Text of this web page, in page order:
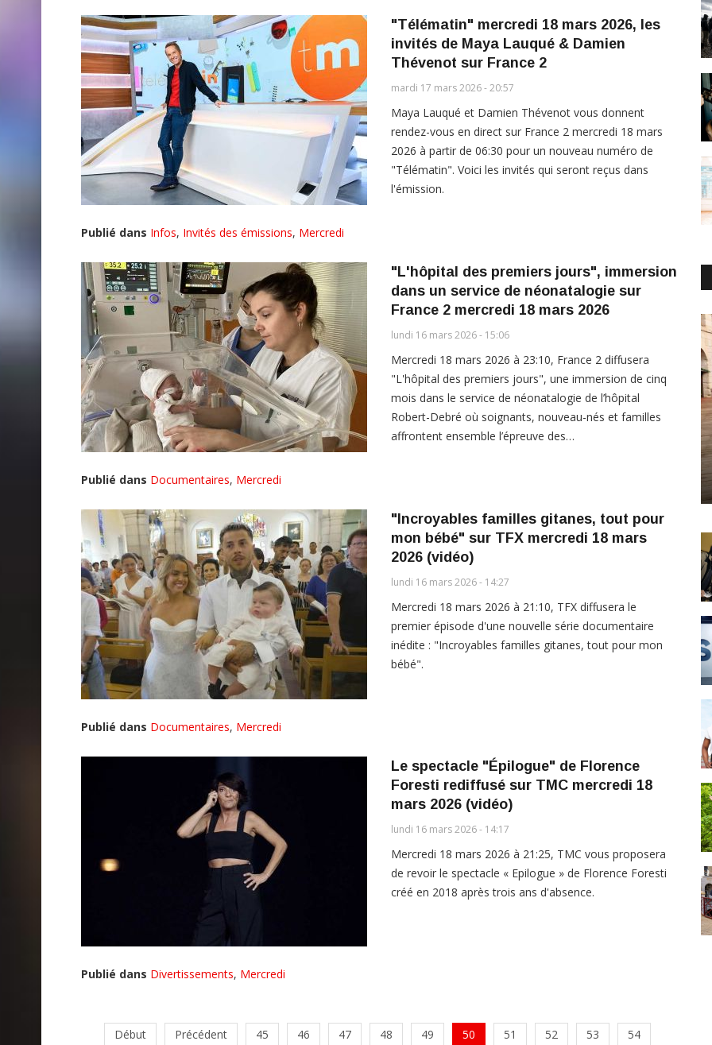
"Télématin" mercredi 18 mars 2026, les
invités de Maya Lauqué & Damien
Thévenot sur France 2
mardi 17 mars 2026 - 20:57
Maya Lauqué et Damien Thévenot vous donnent
rendez-vous en direct sur France 2 mercredi 18 mars
2026 à partir de 06:30 pour un nouveau numéro de
"Télématin". Voici les invités qui seront reçus dans
l'émission.
Publié dans Infos, Invités des émissions, Mercredi
"L'hôpital des premiers jours", immersion
dans un service de néonatalogie sur
France 2 mercredi 18 mars 2026
lundi 16 mars 2026 - 15:06
Mercredi 18 mars 2026 à 23:10, France 2 diffusera
"L'hôpital des premiers jours", une immersion de cinq
mois dans le service de néonatalogie de l’hôpital
Robert-Debré où soignants, nouveau-nés et familles
affrontent ensemble l’épreuve des…
Publié dans Documentaires, Mercredi
"Incroyables familles gitanes, tout pour
mon bébé" sur TFX mercredi 18 mars
2026 (vidéo)
lundi 16 mars 2026 - 14:27
Mercredi 18 mars 2026 à 21:10, TFX diffusera le
premier épisode d'une nouvelle série documentaire
inédite : "Incroyables familles gitanes, tout pour mon
bébé".
Publié dans Documentaires, Mercredi
Le spectacle "Épilogue" de Florence
Foresti rediffusé sur TMC mercredi 18
mars 2026 (vidéo)
lundi 16 mars 2026 - 14:17
Mercredi 18 mars 2026 à 21:25, TMC vous proposera
de revoir le spectacle « Epilogue » de Florence Foresti
créé en 2018 après trois ans d'absence.
Publié dans Divertissements, Mercredi
Début Précédent 45 46 47 48 49 50 51 52 53 54